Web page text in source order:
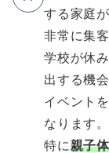
する家庭
非常に集
学校が休
出する機
イベント
なります。
特に親子